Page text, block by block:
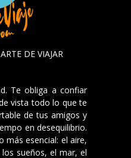
DE VIAJAR
Te obliga a confiar
vista todo lo que te
de tus amigos y
en desequilibrio.
más esencial: el aire,
sueños, el mar, el